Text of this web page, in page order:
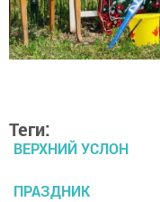
Теги:
ВЕРХНИЙ УСЛОН
ПРАЗДНИК